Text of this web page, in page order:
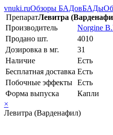
vnuki.ruОбзоры БАДовБАДы
ПрепаратЛевитра
Производитель
Norgine
Продано шт.
4010
Дозировка в мг.
31
Наличие
Есть
Бесплатная доставка Есть
Побочные эффекты Есть
Форма выпуска
Капли
×
Левитра (Варденафил)